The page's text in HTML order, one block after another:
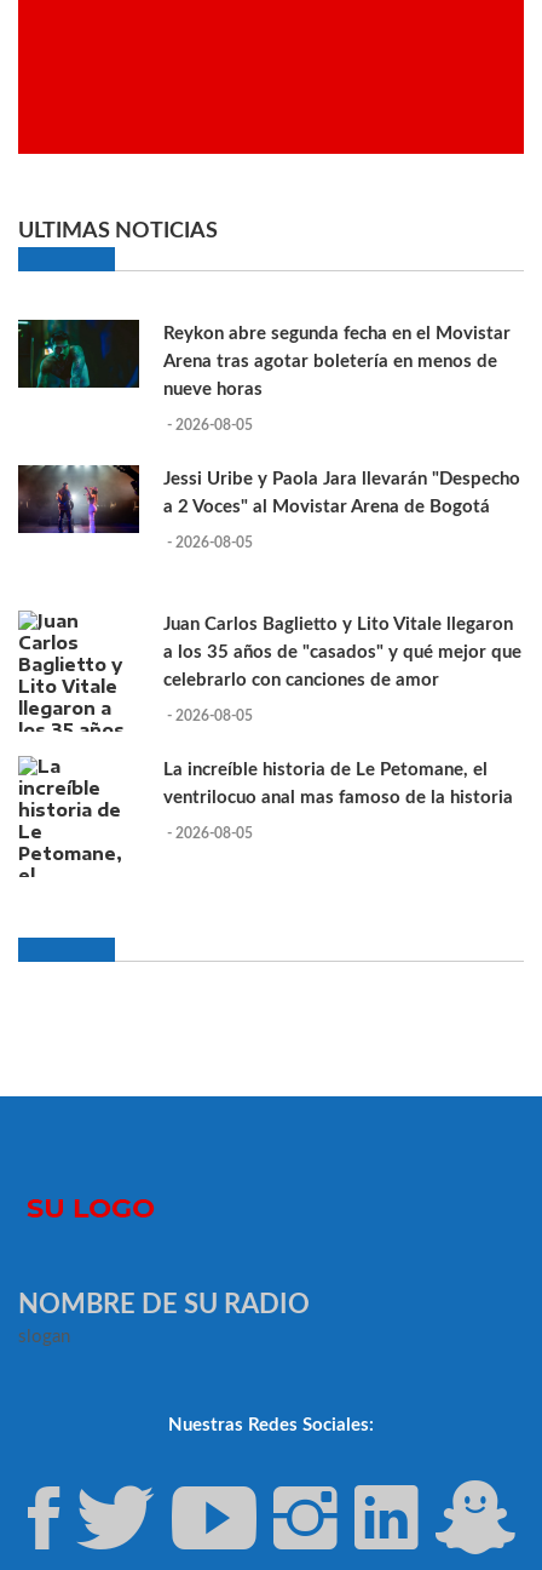
ULTIMAS NOTICIAS
Reykon abre segunda fecha en el Movistar
Arena tras agotar boletería en menos de
nueve horas
- 2026-08-05
Jessi Uribe y Paola Jara llevarán "Despecho
a 2 Voces" al Movistar Arena de Bogotá
- 2026-08-05
Juan Carlos Baglietto y Lito Vitale llegaron
a los 35 años de "casados" y qué mejor que
celebrarlo con canciones de amor
- 2026-08-05
La increíble historia de Le Petomane, el
ventrilocuo anal mas famoso de la historia
- 2026-08-05
NOMBRE DE SU RADIO
slogan
Nuestras Redes Sociales: